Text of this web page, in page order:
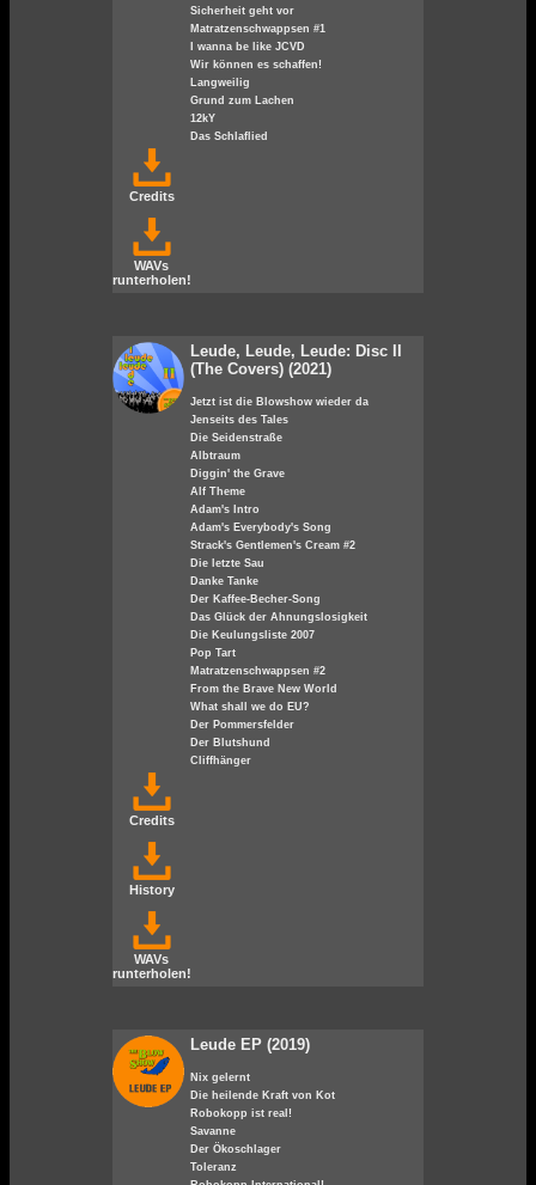
Sicherheit geht vor
Matratzenschwappsen #1
I wanna be like JCVD
Wir können es schaffen!
Langweilig
Grund zum Lachen
12kY
Das Schlaflied
Credits
WAVs
runterholen!
Leude, Leude, Leude: Disc II
(The Covers) (2021)
Jetzt ist die Blowshow wieder da
Jenseits des Tales
Die Seidenstraße
Albtraum
Diggin' the Grave
Alf Theme
Adam's Intro
Adam's Everybody's Song
Strack's Gentlemen's Cream #2
Die letzte Sau
Danke Tanke
Der Kaffee-Becher-Song
Das Glück der Ahnungslosigkeit
Die Keulungsliste 2007
Pop Tart
Matratzenschwappsen #2
From the Brave New World
What shall we do EU?
Der Pommersfelder
Der Blutshund
Cliffhänger
Credits
History
WAVs
runterholen!
Leude EP (2019)
Nix gelernt
Die heilende Kraft von Kot
Robokopp ist real!
Savanne
Der Ökoschlager
Toleranz